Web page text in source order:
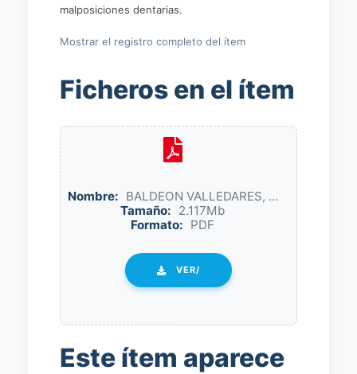
malposiciones dentarias.
Mostrar el registro completo del ítem
Ficheros en el ítem
Nombre: BALDEON VALLEDARES, ...
Tamaño: 2.117Mb
Formato: PDF
VER/
Este ítem aparece